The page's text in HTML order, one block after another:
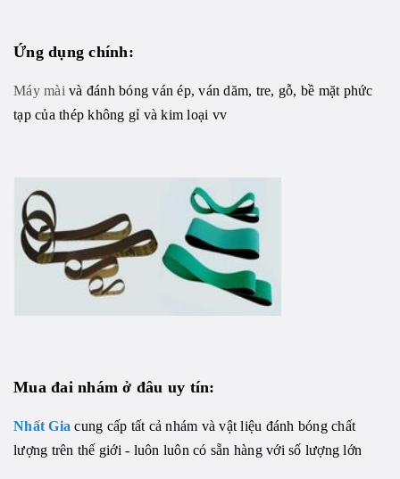
Ứng dụng chính:
Máy mài và đánh bóng ván ép, ván dăm, tre, gỗ, bề mặt phức
tạp của thép không gỉ và kim loại vv
Mua đai nhám ở đâu uy tín:
Nhất Gia cung cấp tất cả nhám và vật liệu đánh bóng chất
lượng trên thế giới - luôn luôn có sẵn hàng với số lượng lớn